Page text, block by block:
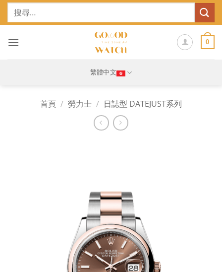
Skip
鍵
0
繁體中文
首頁 / 勞力士 / 日誌型 DATEJUST系列